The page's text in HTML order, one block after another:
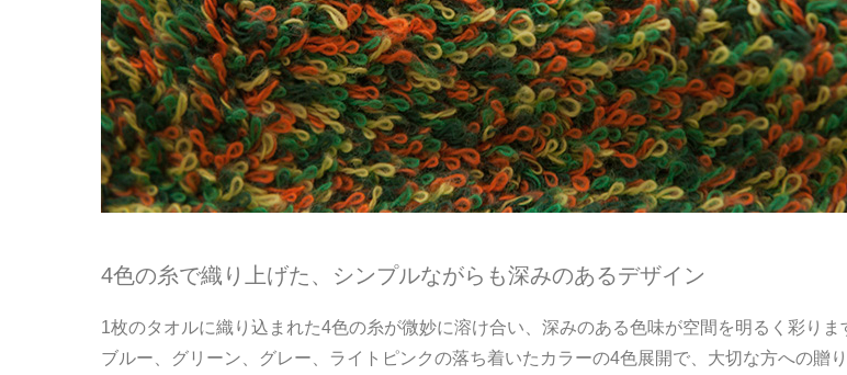
4色の糸で織り上げた、シンプルながらも深みのあるデザイン
1枚のタオルに織り込まれた4色の糸が微妙に溶け合い、深みのある色味が空間を明るく彩りま
ブルー、グリーン、グレー、ライトピンクの落ち着いたカラーの4色展開で、大切な方への贈